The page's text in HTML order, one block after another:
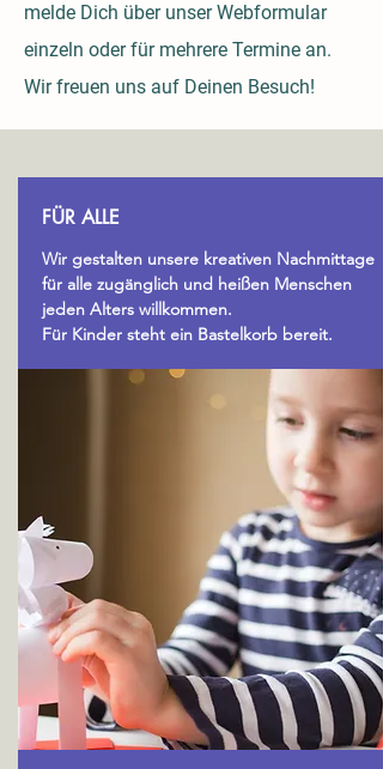
melde Dich über unser Webformular
einzeln oder für mehrere Termine an.
Wir freuen uns auf Deinen Besuch!
FÜR ALLE
Wir gestalten unsere kreativen Nachmittage
für alle zugänglich und heißen Menschen
jeden Alters willkommen.
Für Kinder steht ein Bastelkorb bereit.